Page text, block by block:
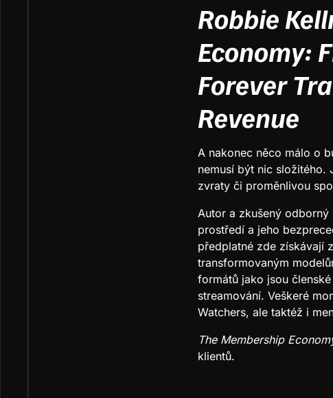
Robbie
Economy:
Forever
Revenue
A nakonec něco málo o
nemusí být nic složitého.
zvraty či proměnlivou
Autor a zkušený odborný
prostředí a jeho
předplatné zde získávají
transformovaným
formátů jako jsou
streamování. Veškeré
Watchers, ale taktéž i
The Membership
klientů.